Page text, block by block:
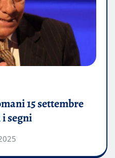
15 settembre
segni